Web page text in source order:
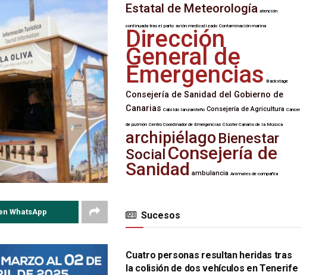
WhatsApp
Estatal de Meteorología atención
continuada tras el parto avión medicalizado Contaminación marina
Dirección
General de
Emergencias Backstage
Consejería de Sanidad del Gobierno de
Canarias Cabildo lanzaroteño Consejería de Agricultura Cáncer
de pulmón Centro Coordinador de Emergencias Clúster Canario de la Música
archipiélagoBienestar
Social Consejería de
Sanidad ambulancia Animales de compañía
Sucesos
SUCESOS
Cuatro personas resultan heridas tras
la colisión de dos vehículos en Tenerife